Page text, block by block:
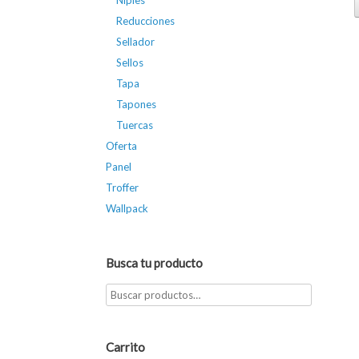
Reducciones
Sellador
Sellos
Tapa
Tapones
Tuercas
Oferta
Panel
Troffer
Wallpack
Busca tu producto
Carrito